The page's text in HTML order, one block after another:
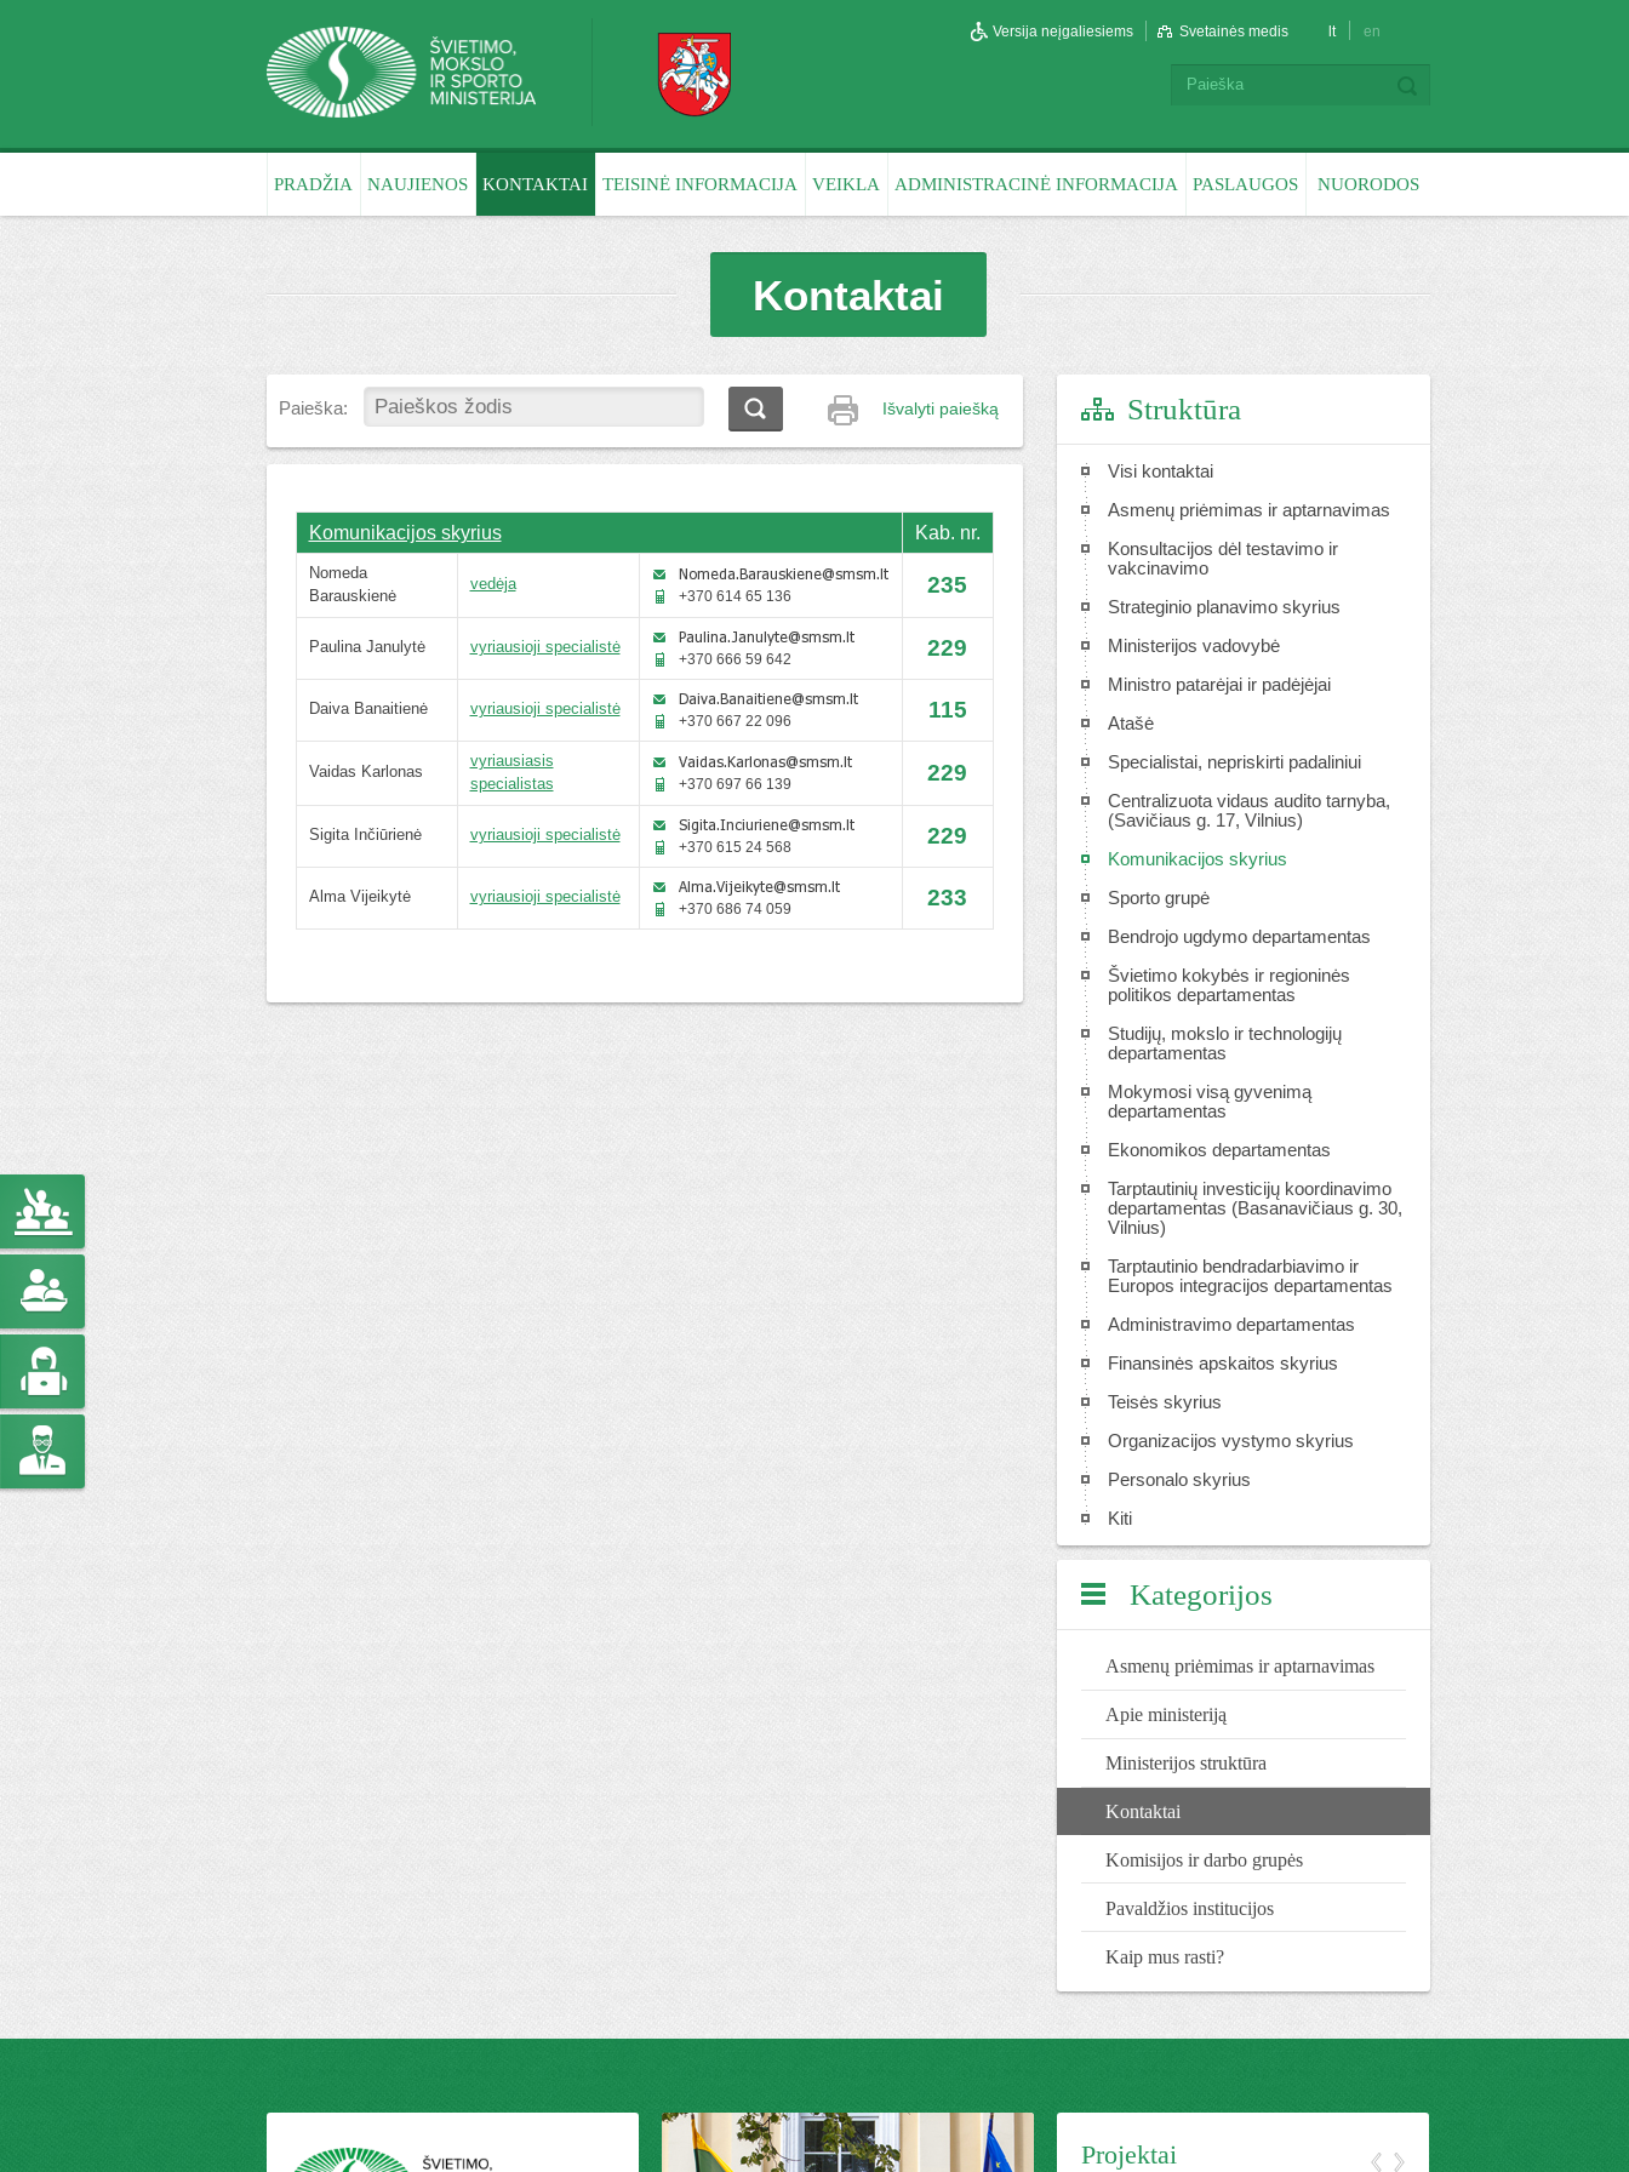
lt en
Versija neįgaliesiems Svetainės medis
PRADŽIA NAUJIENOS KONTAKTAI TEISINĖ INFORMACIJA VEIKLA ADMINISTRACINĖ INFORMACIJA PASLAUGOS NUORODOS
Kontaktai
Paieška: Išvalyti paiešką
Komunikacijos skyrius Kab. nr.
Nomeda
Barauskienė
vedėja
+370 614 65 136 235
Paulina Janulytė vyriausioji specialistė
+370 666 59 642 229
Daiva Banaitienė vyriausioji specialistė
+370 667 22 096 115
Vaidas Karlonas
vyriausiasis
specialistas
+370 697 66 139 229
Sigita Inčiūrienė vyriausioji specialistė
+370 615 24 568 229
Alma Vijeikytė vyriausioji specialistė
+370 686 74 059 233
Struktūra
Visi kontaktai
Asmenų priėmimas ir aptarnavimas
Konsultacijos dėl testavimo ir
vakcinavimo
Strateginio planavimo skyrius
Ministerijos vadovybė
Ministro patarėjai ir padėjėjai
Atašė
Specialistai, nepriskirti padaliniui
Centralizuota vidaus audito tarnyba,
(Savičiaus g. 17, Vilnius)
Komunikacijos skyrius
Sporto grupė
Bendrojo ugdymo departamentas
Švietimo kokybės ir regioninės
politikos departamentas
Studijų, mokslo ir technologijų
departamentas
Mokymosi visą gyvenimą
departamentas
Ekonomikos departamentas
Tarptautinių investicijų koordinavimo
departamentas (Basanavičiaus g. 30,
Vilnius)
Tarptautinio bendradarbiavimo ir
Europos integracijos departamentas
Administravimo departamentas
Finansinės apskaitos skyrius
Teisės skyrius
Organizacijos vystymo skyrius
Personalo skyrius
Kiti
Kategorijos
Asmenų priėmimas ir aptarnavimas
Apie ministeriją
Ministerijos struktūra
Kontaktai
Komisijos ir darbo grupės
Pavaldžios institucijos
Kaip mus rasti?
Projektai